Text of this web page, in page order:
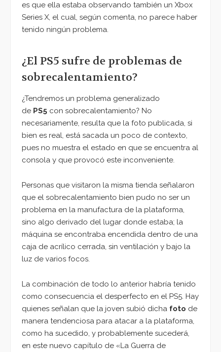
es que ella estaba observando también un Xbox
Series X, el cual, según comenta, no parece haber
tenido ningún problema.
¿El PS5 sufre de problemas de
sobrecalentamiento?
¿Tendremos un problema generalizado
de PS5 con sobrecalentamiento? No
necesariamente, resulta que la foto publicada, si
bien es real, está sacada un poco de contexto,
pues no muestra el estado en que se encuentra al
consola y que provocó este inconveniente.
Personas que visitaron la misma tienda señalaron
que el sobrecalentamiento bien pudo no ser un
problema en la manufactura de la plataforma,
sino algo derivado del lugar donde estaba; la
máquina se encontraba encendida dentro de una
caja de acrílico cerrada, sin ventilación y bajo la
luz de varios focos.
La combinación de todo lo anterior habría tenido
como consecuencia el desperfecto en el PS5. Hay
quienes señalan que la joven subió dicha foto de
manera tendenciosa para atacar a la plataforma,
como ha sucedido, y probablemente sucederá,
en este nuevo capítulo de «La Guerra de